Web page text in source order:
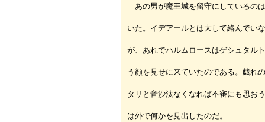
あの男が魔王城を留守にしているの
いた。イデアールとは大して絡んでい
が、あれでハルムロースはゲシュタル
う顔を見せに来ていたのである。戯れ
タリと音沙汰なくなれば不審にも思お
は外で何かを見出したのだ。